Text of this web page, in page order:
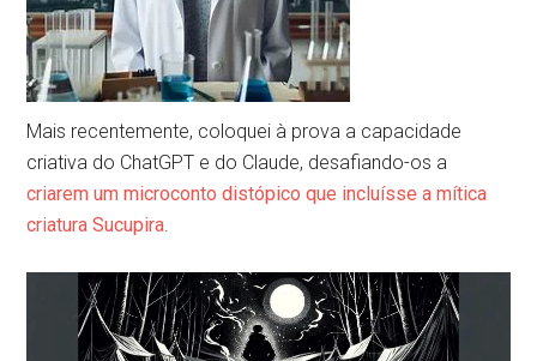
Mais recentemente, coloquei à prova a capacidade
criativa do ChatGPT e do Claude, desafiando-os a
criarem um microconto distópico que incluísse a mítica
criatura Sucupira